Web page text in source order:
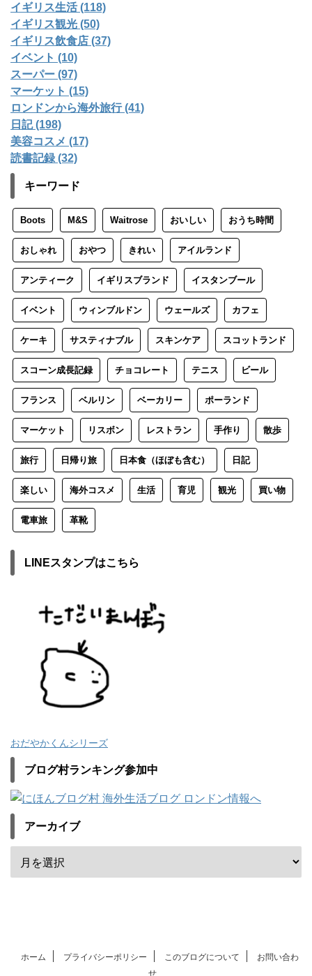
イギリス生活 (118)
イギリス観光 (50)
イギリス飲食店 (37)
イベント (10)
スーパー (97)
マーケット (15)
ロンドンから海外旅行 (41)
日記 (198)
美容コスメ (17)
読書記録 (32)
キーワード
Boots M&S Waitrose おいしい おうち時間
おしゃれ おやつ きれい アイルランド
アンティーク イギリスブランド イスタンブール
イベント ウィンブルドン ウェールズ カフェ
ケーキ サスティナブル スキンケア スコットランド
スコーン成長記録 チョコレート テニス ビール
フランス ベルリン ベーカリー ポーランド
マーケット リスボン レストラン 手作り 散歩
旅行 日帰り旅 日本食（ほぼも含む） 日記
楽しい 海外コスメ 生活 育児 観光 買い物
電車旅 革靴
LINEスタンプはこちら
おだやかくんシリーズ
ブログ村ランキング参加中
アーカイブ
ホーム プライバシーポリシー このブログについて
お問い合わ
せ